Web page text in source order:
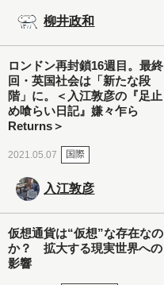
柳井政和
ロンドン再封鎖16週目。最終
回・英国社会は「新たな段
階」に。＜入江敦彦の『足止
め喰らい日記』嫌々乍ら
Returns＞
2021.05.07 国際
入江敦彦
仮想通貨は“仮想”な存在なの
か？ 拡大する現実世界への
影響